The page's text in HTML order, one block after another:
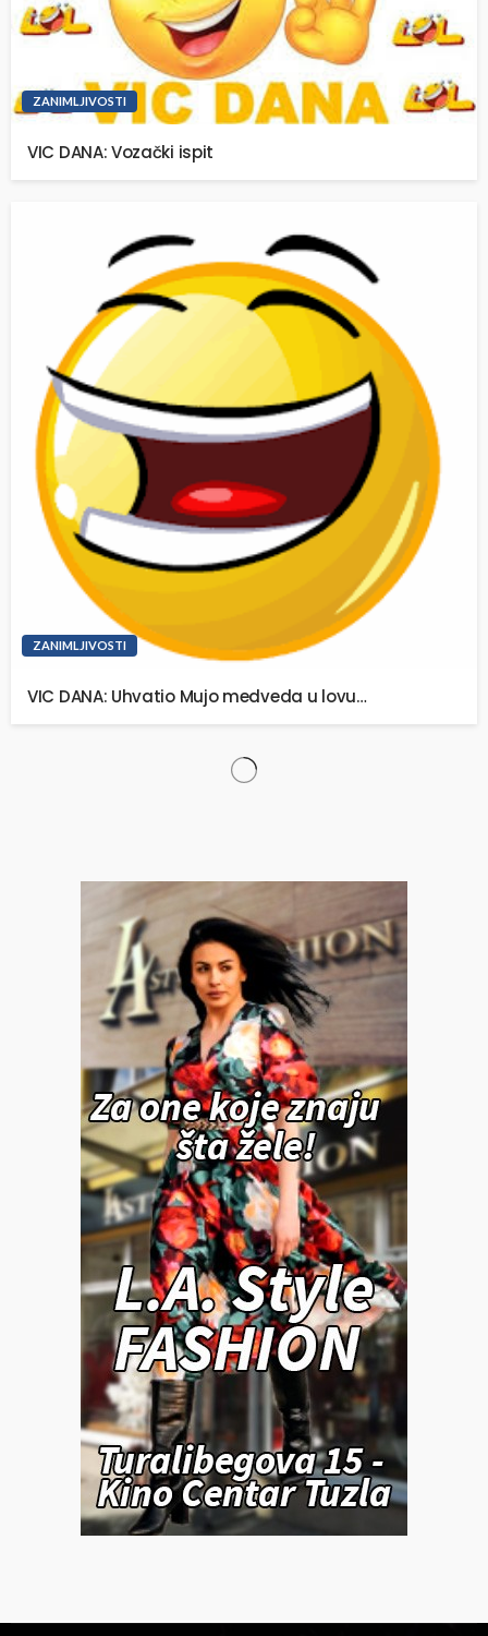
ZANIMLJIVOSTI
VIC DANA: Vozački ispit
ZANIMLJIVOSTI
VIC DANA: Uhvatio Mujo medveda u lovu…